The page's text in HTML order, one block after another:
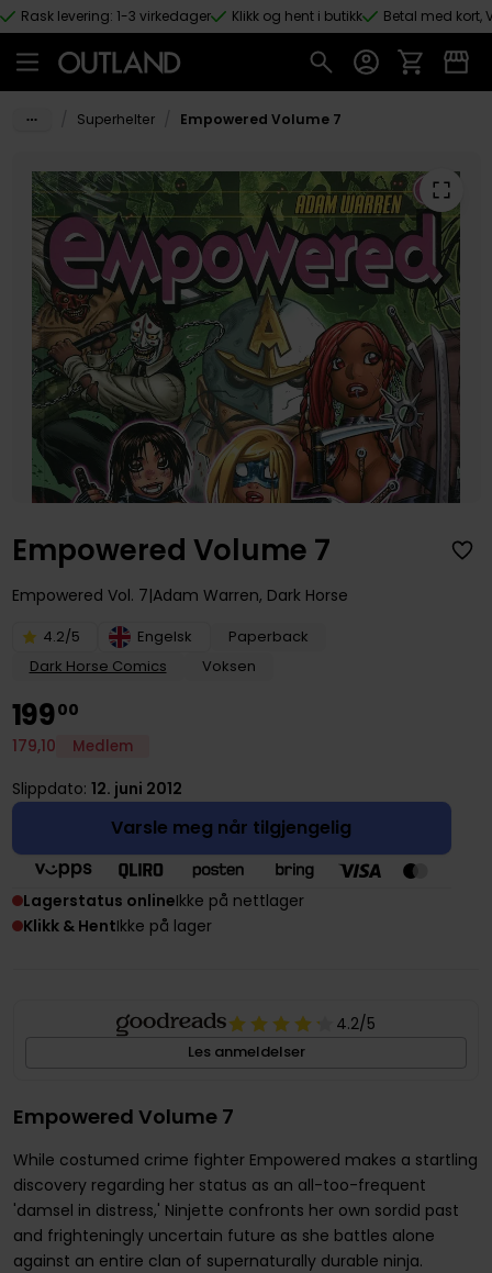
Hopp til hovedinnhold
Rask levering: 1-3 virkedager Klikk og hent i butikk Betal med kort,
Superhelter Empowered Volume 7
Empowered Volume 7
Empowered Vol. 7 Adam Warren, Dark Horse
4.2/5 Engelsk
Paperback
Dark Horse Comics
Voksen
19900
179,10 Medlem
Slippdato: 12. juni 2012
Varsle meg når tilgjengelig
Lagerstatus onlineIkke på nettlager
Klikk & HentIkke på lager
4.2/5
Les anmeldelser
Empowered Volume 7
While costumed crime fighter Empowered makes a startling
discovery regarding her status as an all-too-frequent
'damsel in distress,' Ninjette confronts her own sordid past
and frighteningly uncertain future as she battles alone
against an entire clan of supernaturally durable ninja.